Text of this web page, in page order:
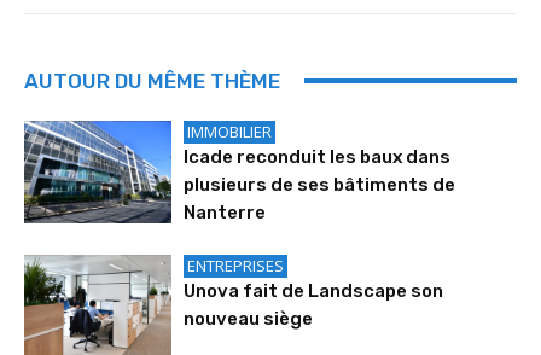
AUTOUR DU MÊME THÈME
IMMOBILIER
Icade reconduit les baux dans
plusieurs de ses bâtiments de
Nanterre
ENTREPRISES
Unova fait de Landscape son
nouveau siège